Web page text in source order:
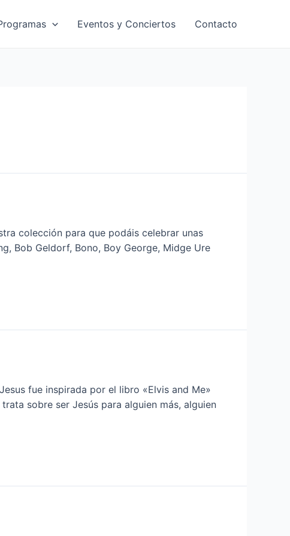
Eventos y Conciertos Contacto
colección para que podáis celebrar unas
Bob Geldorf, Bono, Boy George, Midge Ure
fue inspirada por el libro «Elvis and Me»
sobre ser Jesús para alguien más, alguien